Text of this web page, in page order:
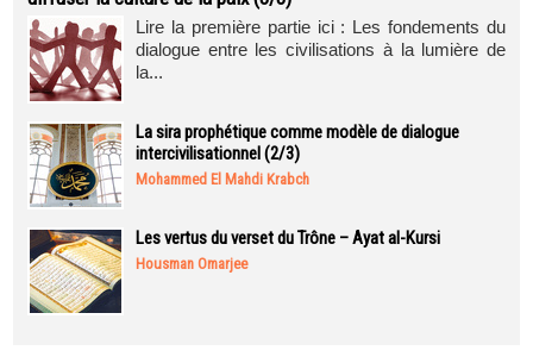
Lire la première partie ici : Les fondements du
dialogue entre les civilisations à la lumière de
la...
La sira prophétique comme modèle de dialogue
intercivilisationnel (2/3)
Mohammed El Mahdi Krabch
Les vertus du verset du Trône – Ayat al-Kursi
Housman Omarjee